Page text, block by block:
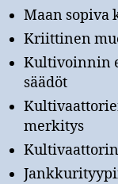
Maan sopiva
Kriittinen
Kultivoinnin
säädöt
merkitys